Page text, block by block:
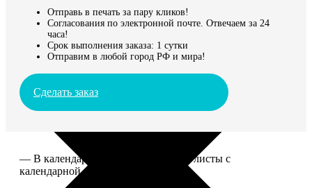
Отправь в печать за пару кликов!
Согласования по электронной почте. Отвечаем за 24
часа!
Срок выполнения заказа: 1 сутки
Отправим в любой город РФ и мира!
Сделать заказ
— В календаре 13 листов: обложка+листы с
календарной сеткой.